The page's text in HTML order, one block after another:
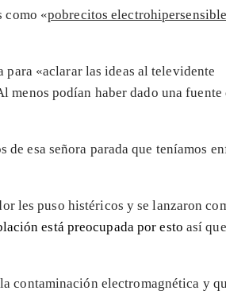
como «pobrecitos
para «aclarar las ideas al televidente
menos podían haber dado una fuente
esa señora parada que teníamos
les puso histéricos y se lanzaron
está preocupada por esto así
contaminación electromagnética y